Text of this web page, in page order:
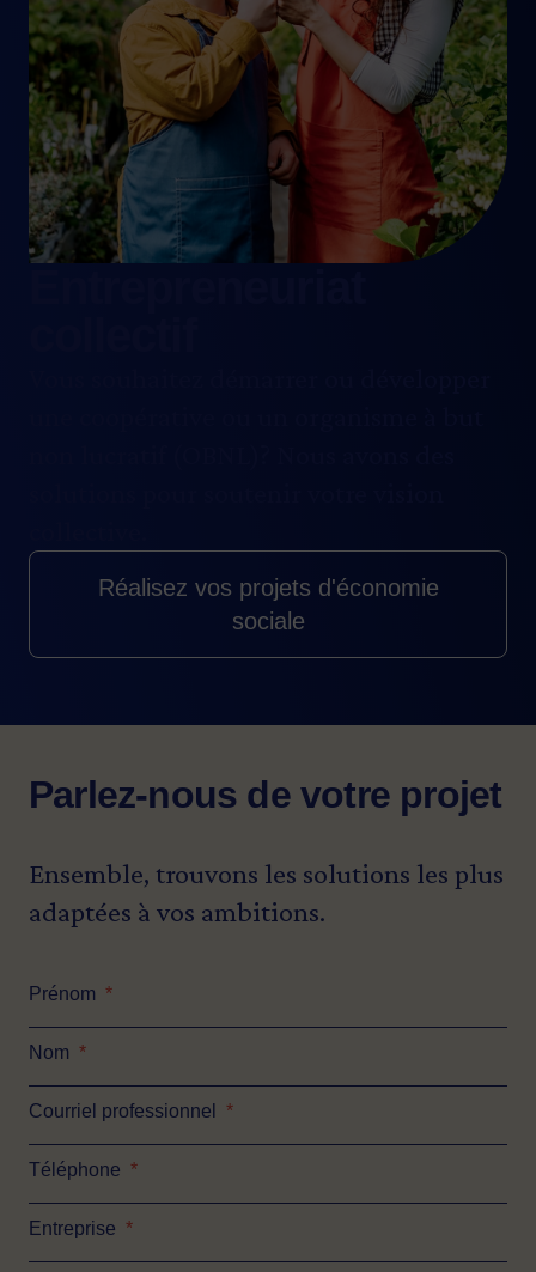
l’analyse de demandes au
programme.
Réalisez vos projets d'économie
sociale
Parlez-nous de votre projet
Ensemble, trouvons les solutions les plus
adaptées à vos ambitions.
Prénom *
Nom *
Courriel professionnel *
Téléphone *
Entreprise *